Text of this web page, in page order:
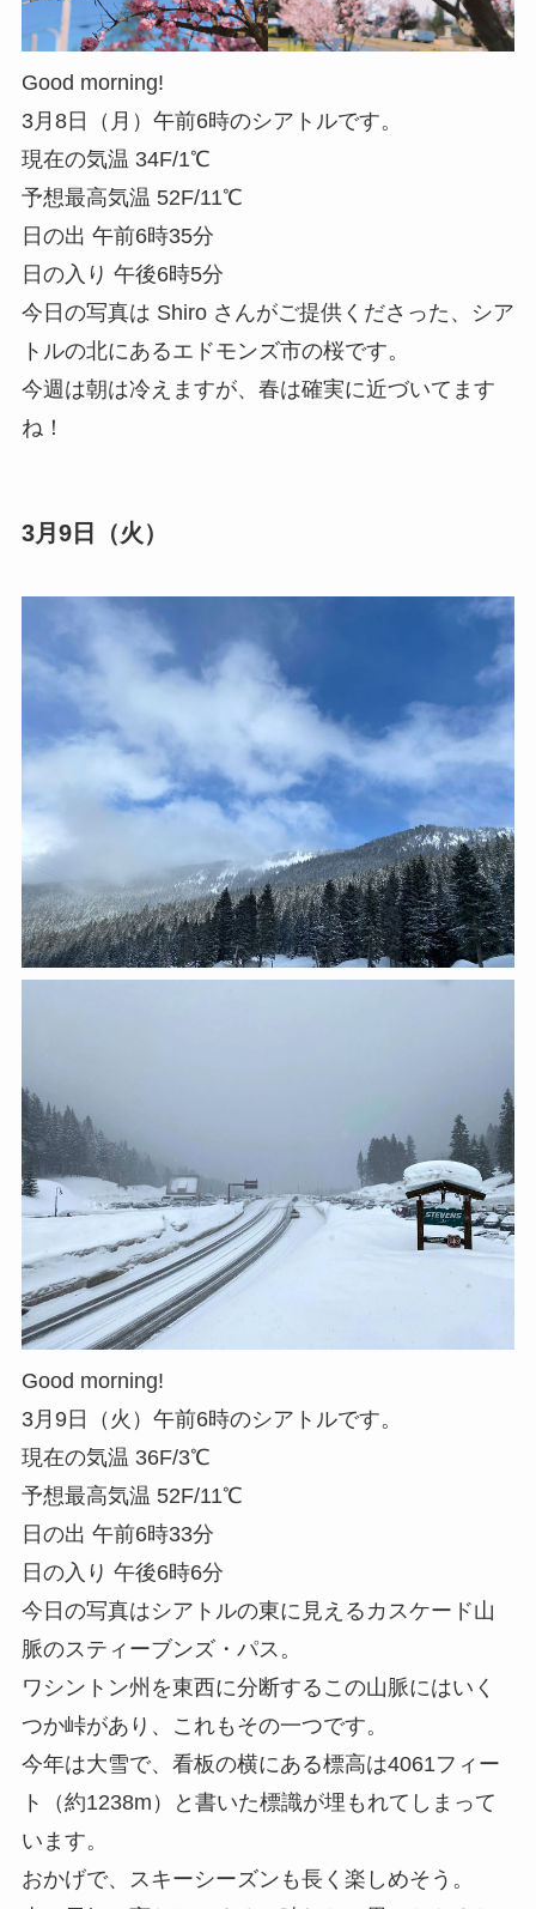
Good morning!
3月8日（月）午前6時のシアトルです。
現在の気温 34F/1℃
予想最高気温 52F/11℃
日の出 午前6時35分
日の入り 午後6時5分
今日の写真は Shiro さんがご提供くださった、シア
トルの北にあるエドモンズ市の桜です。
今週は朝は冷えますが、春は確実に近づいてます
ね！
3月9日（火）
Good morning!
3月9日（火）午前6時のシアトルです。
現在の気温 36F/3℃
予想最高気温 52F/11℃
日の出 午前6時33分
日の入り 午後6時6分
今日の写真はシアトルの東に見えるカスケード山
脈のスティーブンズ・パス。
ワシントン州を東西に分断するこの山脈にはいく
つか峠があり、これもその一つです。
今年は大雪で、看板の横にある標高は4061フィー
ト（約1238m）と書いた標識が埋もれてしまって
います。
おかげで、スキーシーズンも長く楽しめそう。